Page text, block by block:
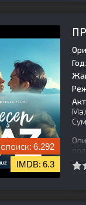
6.292
6.3
Год: